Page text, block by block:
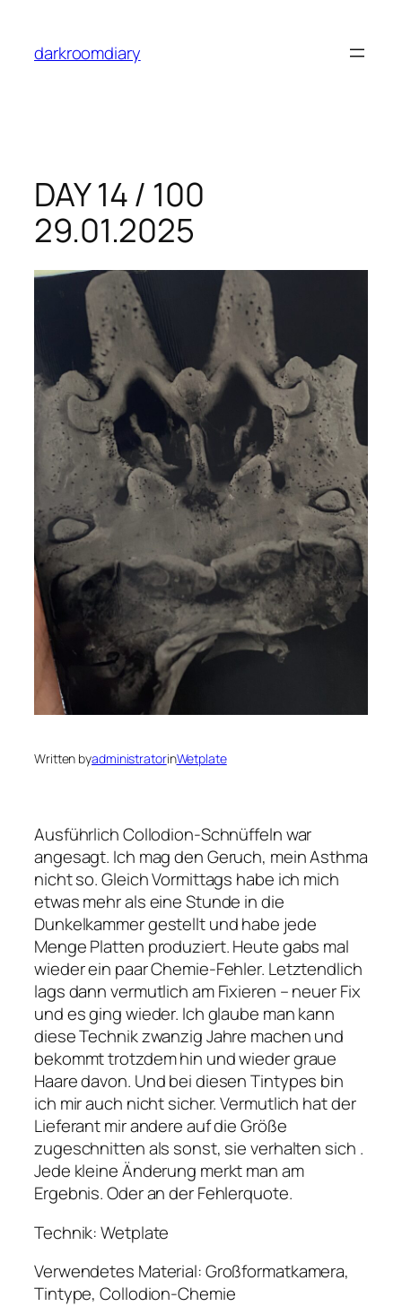
content
darkroomdiary
DAY 14 / 100
29.01.2025
Written byadministratorinWetplate
Ausführlich Collodion-Schnüffeln war
angesagt. Ich mag den Geruch, mein Asthma
nicht so. Gleich Vormittags habe ich mich
etwas mehr als eine Stunde in die
Dunkelkammer gestellt und habe jede
Menge Platten produziert. Heute gabs mal
wieder ein paar Chemie-Fehler. Letztendlich
lags dann vermutlich am Fixieren – neuer Fix
und es ging wieder. Ich glaube man kann
diese Technik zwanzig Jahre machen und
bekommt trotzdem hin und wieder graue
Haare davon. Und bei diesen Tintypes bin
ich mir auch nicht sicher. Vermutlich hat der
Lieferant mir andere auf die Größe
zugeschnitten als sonst, sie verhalten sich .
Jede kleine Änderung merkt man am
Ergebnis. Oder an der Fehlerquote.
Technik: Wetplate
Verwendetes Material: Großformatkamera,
Tintype, Collodion-Chemie